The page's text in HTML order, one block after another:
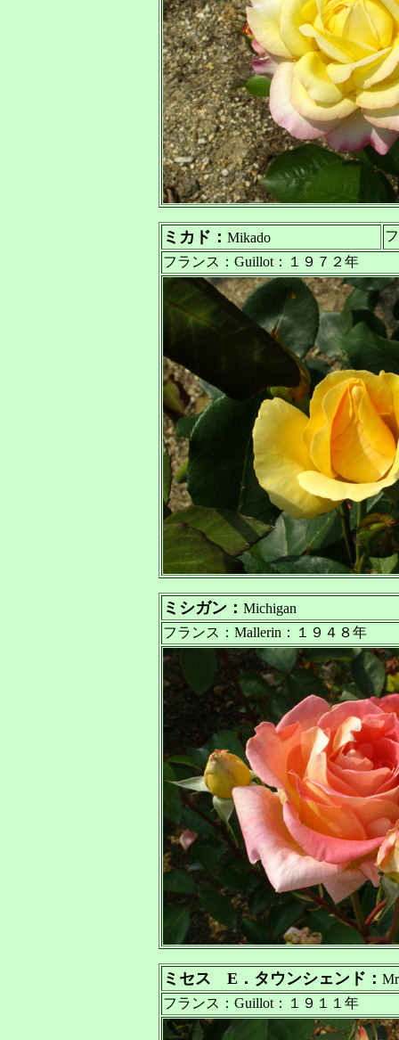
ミカド： Mikado
フランス：Guillot：１９７２年
ミシガン： Michigan
フランス：Mallerin：１９４８年
ミセス E．タウンシェンド：
フランス：Guillot：１９１１年